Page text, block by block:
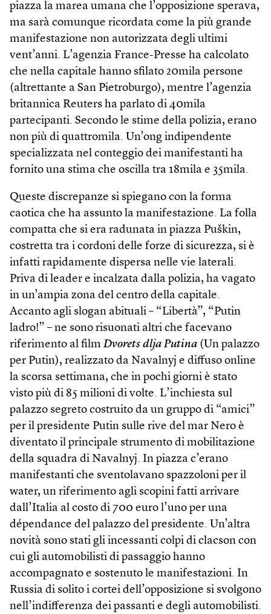
piazza la marea umana che l’opposizione sperava,
ma sarà comunque ricordata come la più grande
manifestazione non autorizzata degli ultimi
vent’anni. L’agenzia France-Presse ha calcolato
che nella capitale hanno sfilato 20mila persone
(altrettante a San Pietroburgo), mentre l’agenzia
britannica Reuters ha parlato di 40mila
partecipanti. Secondo le stime della polizia, erano
non più di quattromila. Un’ong indipendente
specializzata nel conteggio dei manifestanti ha
fornito una stima che oscilla tra 18mila e 35mila.
Queste discrepanze si spiegano con la forma
caotica che ha assunto la manifestazione. La folla
compatta che si era radunata in piazza Puškin,
costretta tra i cordoni delle forze di sicurezza, si è
infatti rapidamente dispersa nelle vie laterali.
Priva di leader e incalzata dalla polizia, ha vagato
in un’ampia zona del centro della capitale.
Accanto agli slogan abituali – “Libertà”, “Putin
ladro!” – ne sono risuonati altri che facevano
riferimento al film Dvorets dlja Putina (Un palazzo
per Putin), realizzato da Navalnyj e diffuso online
la scorsa settimana, che in pochi giorni è stato
visto più di 85 milioni di volte. L’inchiesta sul
palazzo segreto costruito da un gruppo di “amici”
per il presidente Putin sulle rive del mar Nero è
diventato il principale strumento di mobilitazione
della squadra di Navalnyj. In piazza c’erano
manifestanti che sventolavano spazzoloni per il
water, un riferimento agli scopini fatti arrivare
dall’Italia al costo di 700 euro l’uno per una
dépendance del palazzo del presidente. Un’altra
novità sono stati gli incessanti colpi di clacson con
cui gli automobilisti di passaggio hanno
accompagnato e sostenuto le manifestazioni. In
Russia di solito i cortei dell’opposizione si svolgono
nell’indifferenza dei passanti e degli automobilisti.